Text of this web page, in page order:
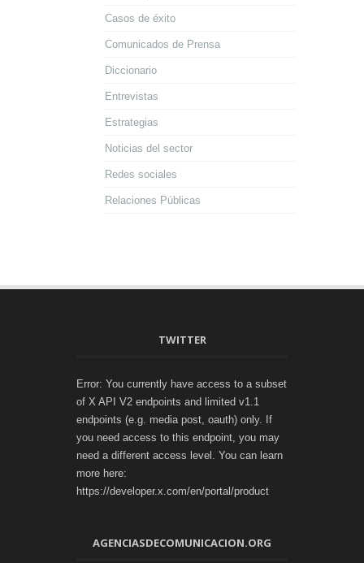
Casos de éxito
Comunicados de Prensa
Diccionario
Entrevistas
Estrategias
Noticias del sector
Redes sociales
Relaciones Públicas
TWITTER
Error: You currently have access to a subset
of X API V2 endpoints and limited v1.1
endpoints (e.g. media post, oauth) only. If
you need access to this endpoint, you may
need a different access level. You can learn
more here:
https://developer.x.com/en/portal/product
AGENCIASDECOMUNICACION.ORG